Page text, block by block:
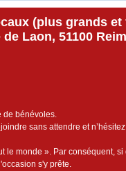
(plus grands
Laon, 51100
de bénévoles.
sans attendre et
monde ». Par conséquent,
s'y prête.